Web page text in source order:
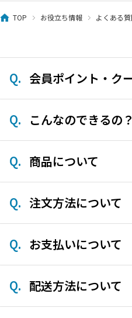
TOP お役立ち情報 よくある
会員ポイント・ク
こんなのできるの？
商品について
注文方法について
お支払いについて
配送方法について